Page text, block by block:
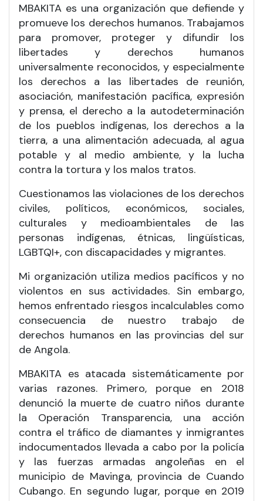
MBAKITA es una organización que defiende y
promueve los derechos humanos. Trabajamos
para promover, proteger y difundir los
libertades y derechos humanos
universalmente reconocidos, y especialmente
los derechos a las libertades de reunión,
asociación, manifestación pacífica, expresión
y prensa, el derecho a la autodeterminación
de los pueblos indígenas, los derechos a la
tierra, a una alimentación adecuada, al agua
potable y al medio ambiente, y la lucha
contra la tortura y los malos tratos.
Cuestionamos las violaciones de los derechos
civiles, políticos, económicos, sociales,
culturales y medioambientales de las
personas indígenas, étnicas, lingüísticas,
LGBTQI+, con discapacidades y migrantes.
Mi organización utiliza medios pacíficos y no
violentos en sus actividades. Sin embargo,
hemos enfrentado riesgos incalculables como
consecuencia de nuestro trabajo de
derechos humanos en las provincias del sur
de Angola.
MBAKITA es atacada sistemáticamente por
varias razones. Primero, porque en 2018
denunció la muerte de cuatro niños durante
la Operación Transparencia, una acción
contra el tráfico de diamantes y inmigrantes
indocumentados llevada a cabo por la policía
y las fuerzas armadas angoleñas en el
municipio de Mavinga, provincia de Cuando
Cubango. En segundo lugar, porque en 2019